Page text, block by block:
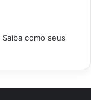
Saiba como seus